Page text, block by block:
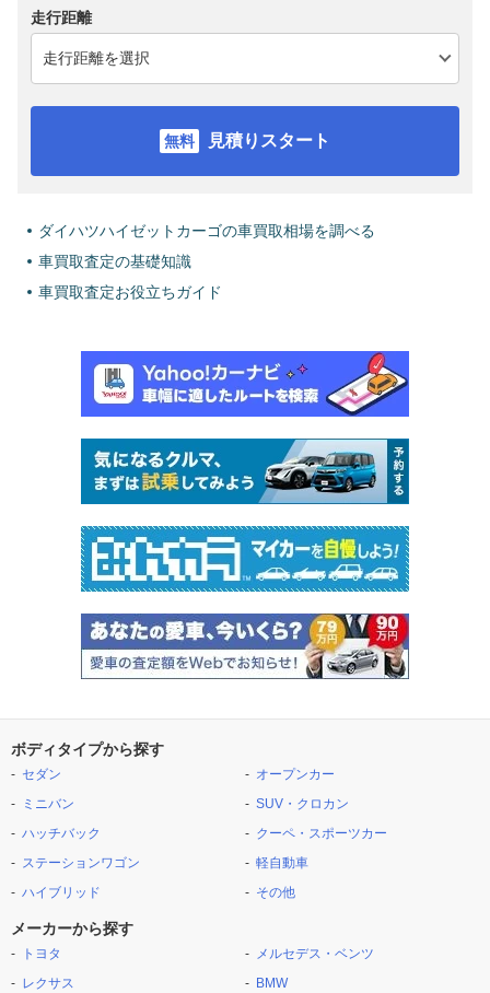
走行距離
見積りスタート
ダイハツハイゼットカーゴの車買取相場を調べる
車買取査定の基礎知識
車買取査定お役立ちガイド
ボディタイプから探す
セダン
ミニバン
ハッチバック
ステーションワゴン
ハイブリッド
オープンカー
SUV・クロカン
クーペ・スポーツカー
軽自動車
その他
メーカーから探す
トヨタ
レクサス
メルセデス・ベンツ
BMW